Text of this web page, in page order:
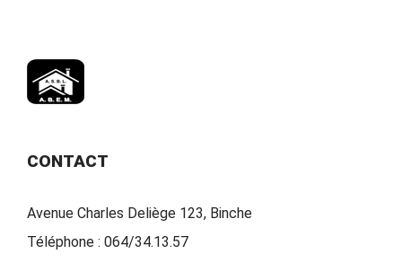
CONTACT
Avenue Charles Deliège 123, Binche
Téléphone : 064/34.13.57